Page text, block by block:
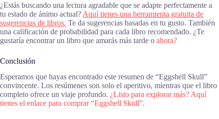
¿Estás buscando una lectura agradable que se adapte perfectamente a
tu estado de ánimo actual? Aquí tienes una herramienta gratuita de
sugerencias de libros. Te da sugerencias basadas en tu gusto. También
una calificación de probabilidad para cada libro recomendado. ¿Te
gustaría encontrar un libro que amarás más tarde o ahora?
Conclusión
Esperamos que hayas encontrado este resumen de “Eggshell Skull”
convincente. Los resúmenes son solo el aperitivo, mientras que el libro
completo ofrece un viaje profundo. ¿Listo para explorar más? Aquí
tienes el enlace para comprar “Eggshell Skull”.